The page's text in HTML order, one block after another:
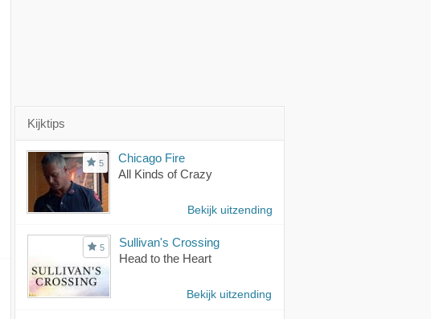
Kijktips
5
Chicago Fire
All Kinds of Crazy
Bekijk uitzending
5
Sullivan's Crossing
Head to the Heart
Bekijk uitzending